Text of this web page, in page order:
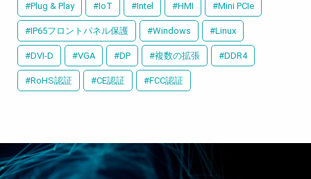
#Plug & Play #IoT #Intel #HMI #Mini PCIe
#IP65フロントパネル保護 #Windows #Linux
#DVI-D #VGA #DP #複数の拡張 #DDR4
#RoHS認証 #CE認証 #FCC認証